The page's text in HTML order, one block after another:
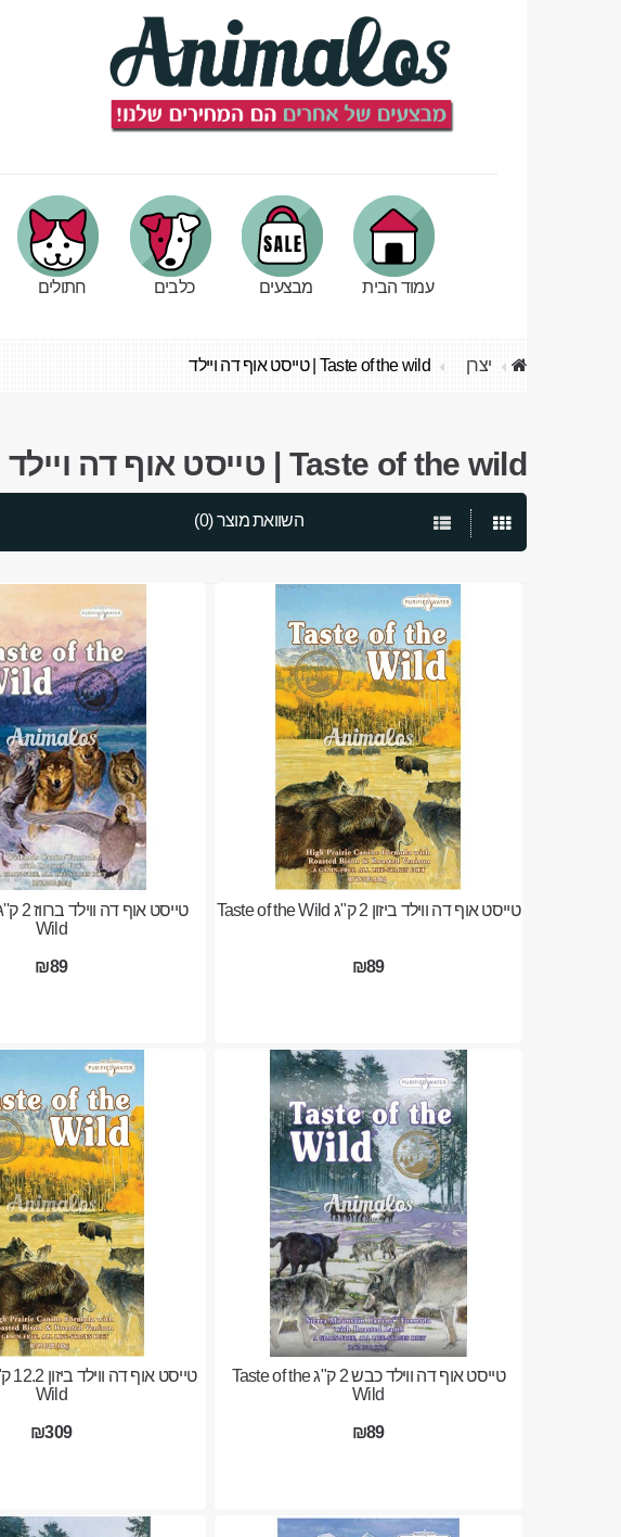
עמוד הבית מבצעים כלבים חתולים
יצרן Taste of the wild | טייסט אוף דה ויילד
Taste of the wild | טייסט אוף דה ויילד
השוואת מוצר (0)
טייסט אוף דה ווילד ביזון 2 ק"ג Taste of the Wild
₪89
Wild
₪89
טייסט אוף דה ווילד כבש 2 ק"ג Taste of the
Wild
₪89
Wild
₪309